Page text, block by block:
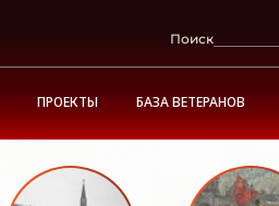
Поиск
ПРОЕКТЫ БАЗА ВЕТЕРАНОВ